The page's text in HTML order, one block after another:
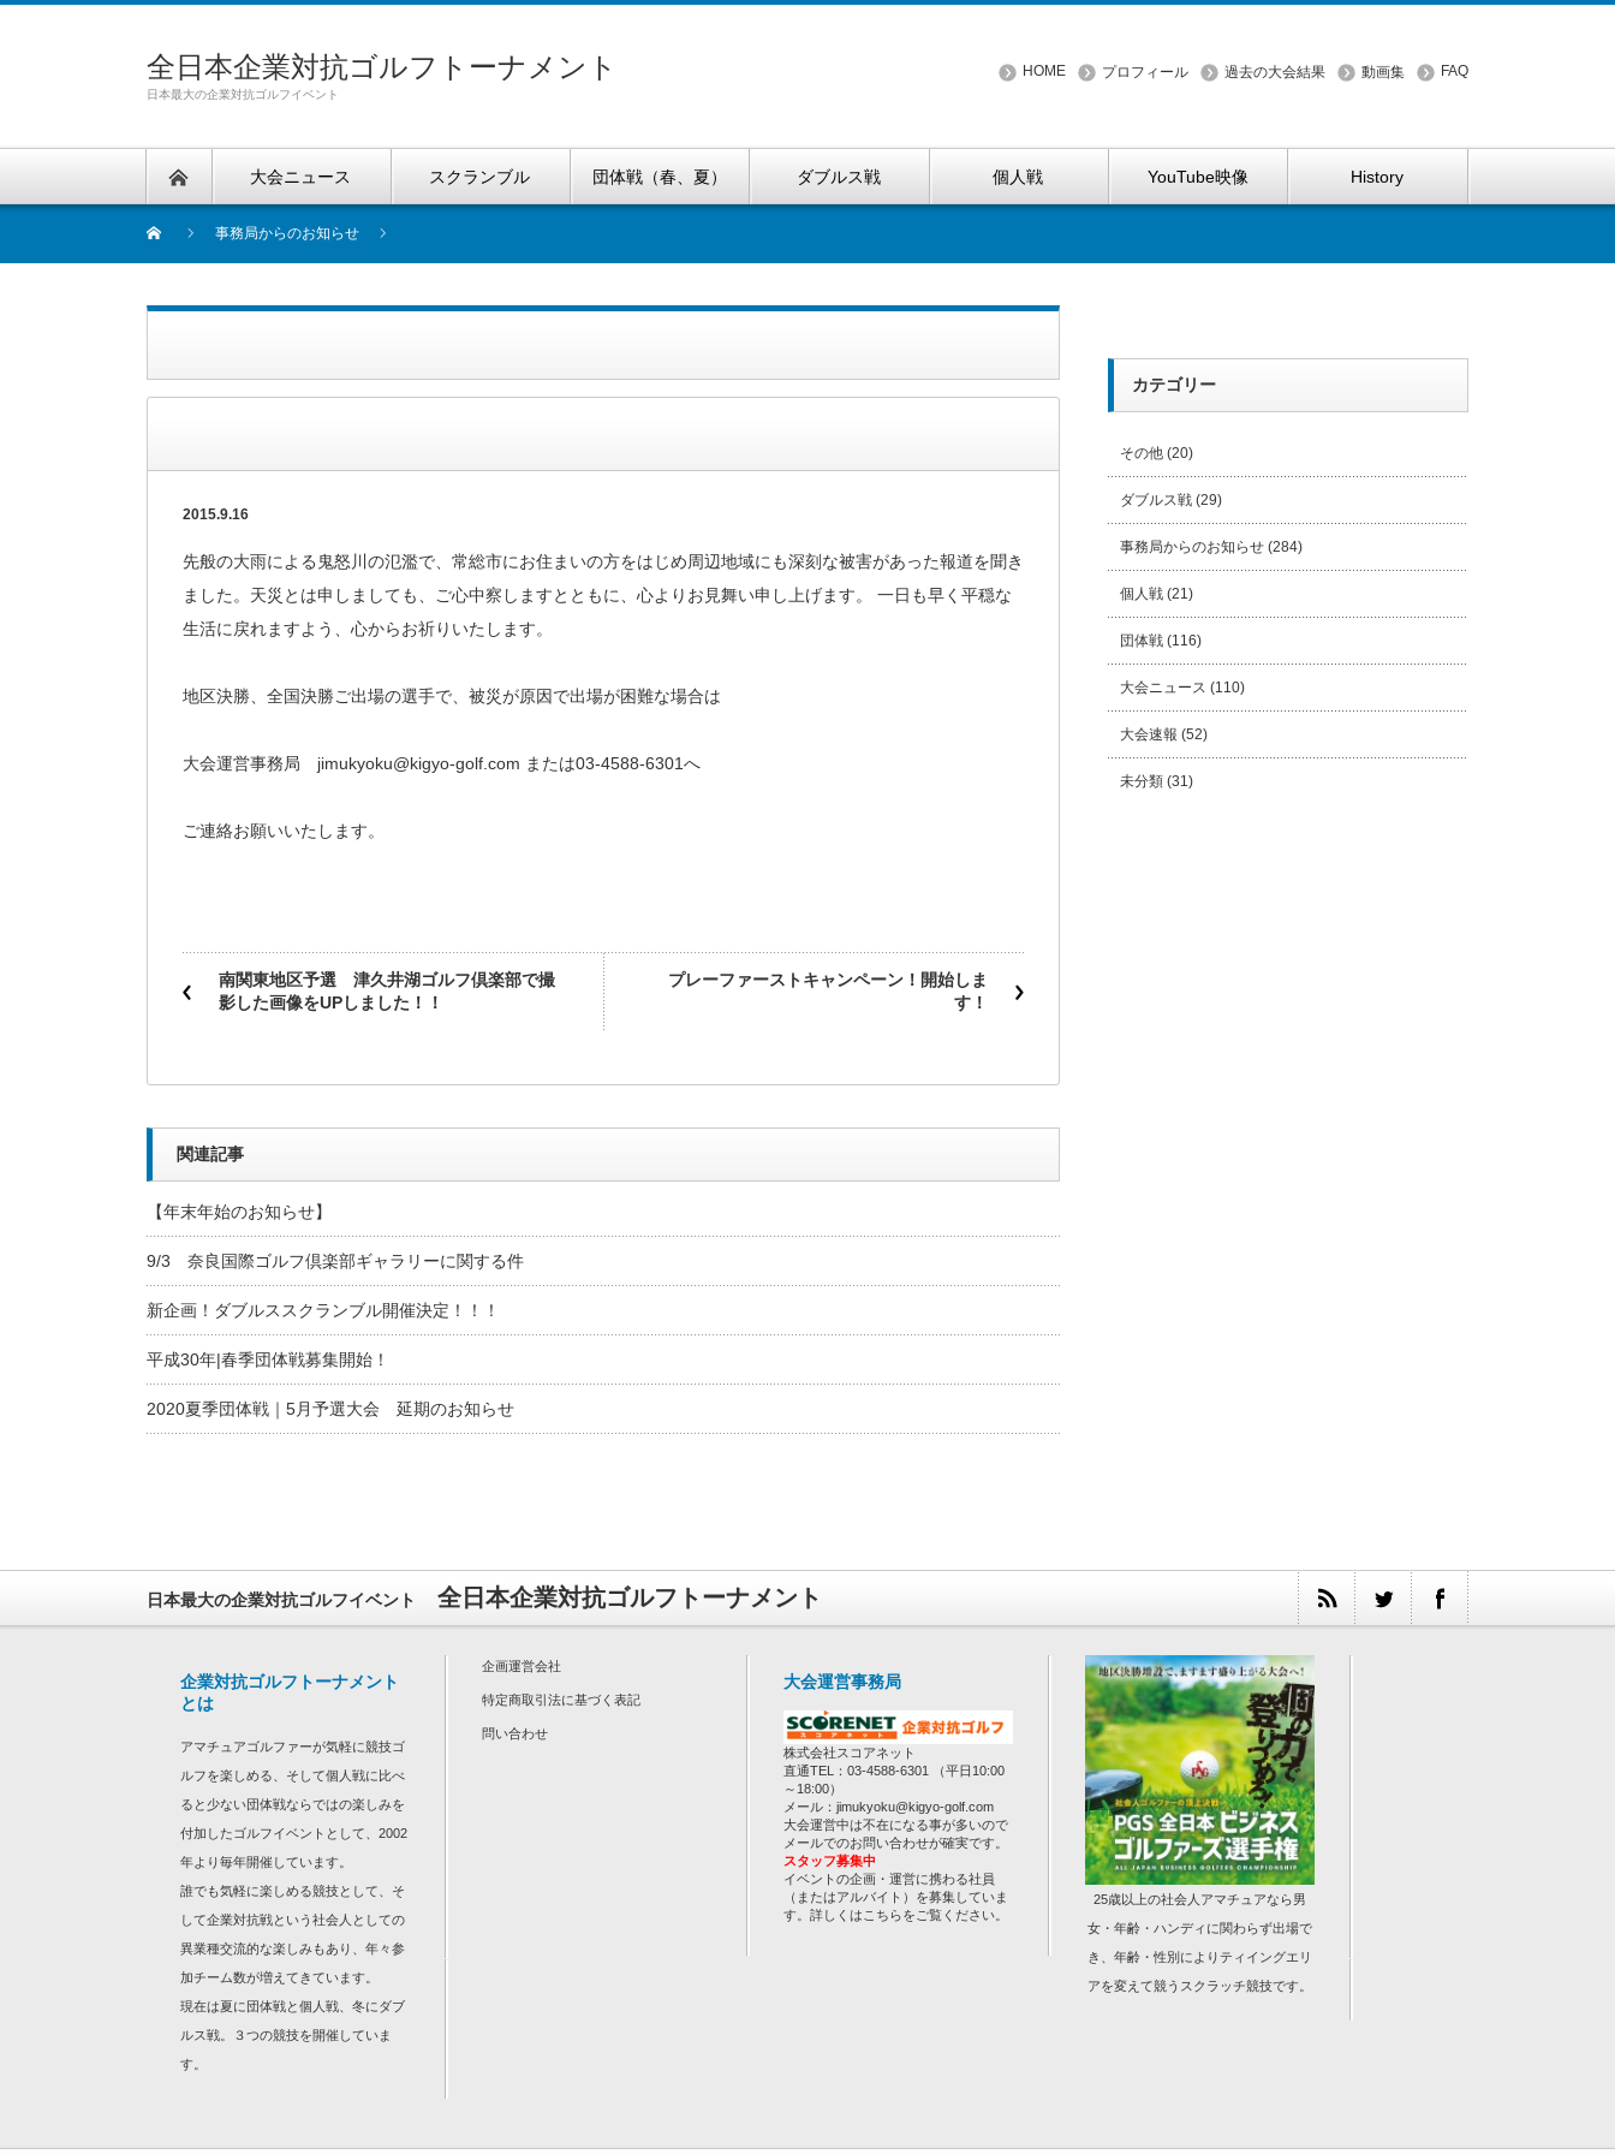
全日本企業対抗ゴルフトーナメント
日本最大の企業対抗ゴルフイベント
HOME プロフィール 過去の大会結果 動画集 FAQ
大会ニュース スクランブル 団体戦（春、夏） ダブルス戦 個人戦 YouTube映像 History
事務局からのお知らせ
2015.9.16
先般の大雨による鬼怒川の氾濫で、常総市にお住まいの方をはじめ周辺地域にも深刻な被害があった報道を聞き
ました。天災とは申しましても、ご心中察しますとともに、心よりお見舞い申し上げます。 一日も早く平穏な
生活に戻れますよう、心からお祈りいたします。
地区決勝、全国決勝ご出場の選手で、被災が原因で出場が困難な場合は
大会運営事務局 jimukyoku@kigyo-golf.com または03-4588-6301へ
ご連絡お願いいたします。
南関東地区予選 津久井湖ゴルフ倶楽部で撮
影した画像をUPしました！！
プレーファーストキャンペーン！開始しま
す！
関連記事
【年末年始のお知らせ】
9/3 奈良国際ゴルフ倶楽部ギャラリーに関する件
新企画！ダブルススクランブル開催決定！！！
平成30年|春季団体戦募集開始！
2020夏季団体戦｜5月予選大会 延期のお知らせ
カテゴリー
その他 (20)
ダブルス戦 (29)
事務局からのお知らせ (284)
個人戦 (21)
団体戦 (116)
大会ニュース (110)
大会速報 (52)
未分類 (31)
日本最大の企業対抗ゴルフイベント 全日本企業対抗ゴルフトーナメント
企業対抗ゴルフトーナメント
とは
アマチュアゴルファーが気軽に競技ゴ
ルフを楽しめる、そして個人戦に比べ
ると少ない団体戦ならではの楽しみを
付加したゴルフイベントとして、2002
年より毎年開催しています。
誰でも気軽に楽しめる競技として、そ
して企業対抗戦という社会人としての
異業種交流的な楽しみもあり、年々参
加チーム数が増えてきています。
現在は夏に団体戦と個人戦、冬にダブ
ルス戦。３つの競技を開催していま
す。
企画運営会社
特定商取引法に基づく表記
問い合わせ
大会運営事務局
株式会社スコアネット
直通TEL：03-4588-6301 （平日10:00
～18:00）
メール：jimukyoku@kigyo-golf.com
大会運営中は不在になる事が多いので
メールでのお問い合わせが確実です。
スタッフ募集中
イベントの企画・運営に携わる社員
（またはアルバイト）を募集していま
す。詳しくは こちらをご覧ください。
25歳以上の社会人アマチュアなら男
女・年齢・ハンディに関わらず出場で
き、年齢・性別によりティイングエリ
アを変えて競うスクラッチ競技です。